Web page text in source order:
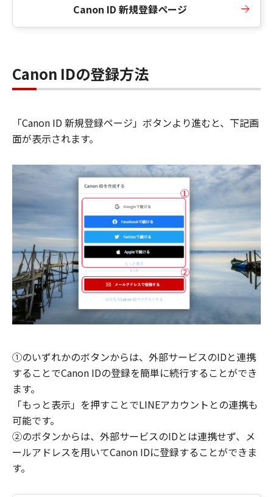
Canon ID 新規登録ページ
Canon IDの登録方法
「Canon ID 新規登録ページ」ボタンより進むと、下記画
面が表示されます。
①のいずれかのボタンからは、外部サービスのIDと連携
することでCanon IDの登録を簡単に続行することができ
ます。
「もっと表示」を押すことでLINEアカウントとの連携も
可能です。
②のボタンからは、外部サービスのIDとは連携せず、メ
ールアドレスを用いてCanon IDに登録することができま
す。